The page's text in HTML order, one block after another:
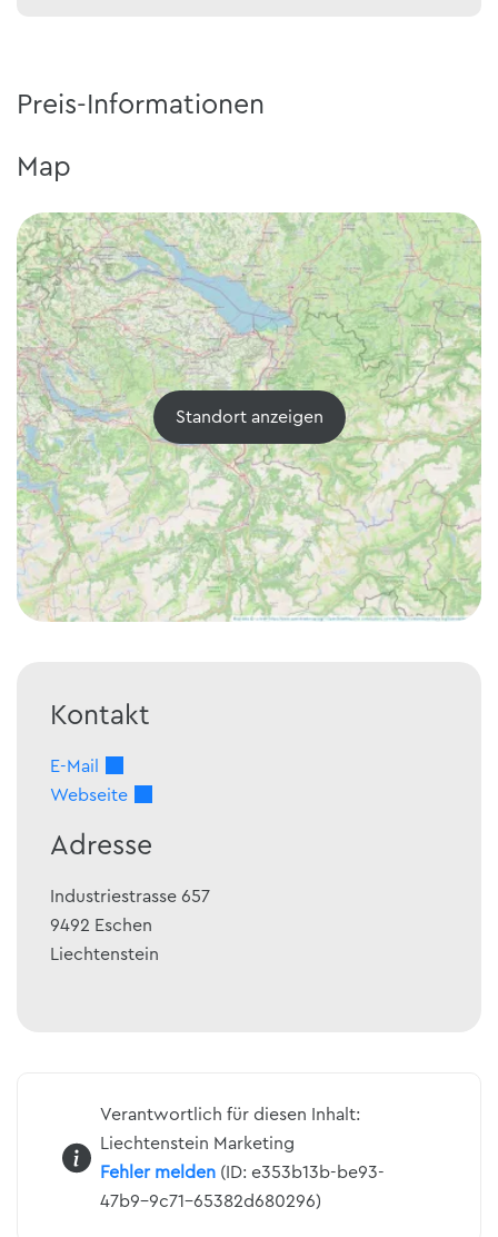
Preis-Informationen
Map
Standort anzeigen
Kontakt
E-Mail
Webseite
Adresse
Industriestrasse 657
9492 Eschen
Liechtenstein
Verantwortlich für diesen Inhalt:
Liechtenstein Marketing
Fehler melden (ID: e353b13b-be93-
47b9-9c71-65382d680296)